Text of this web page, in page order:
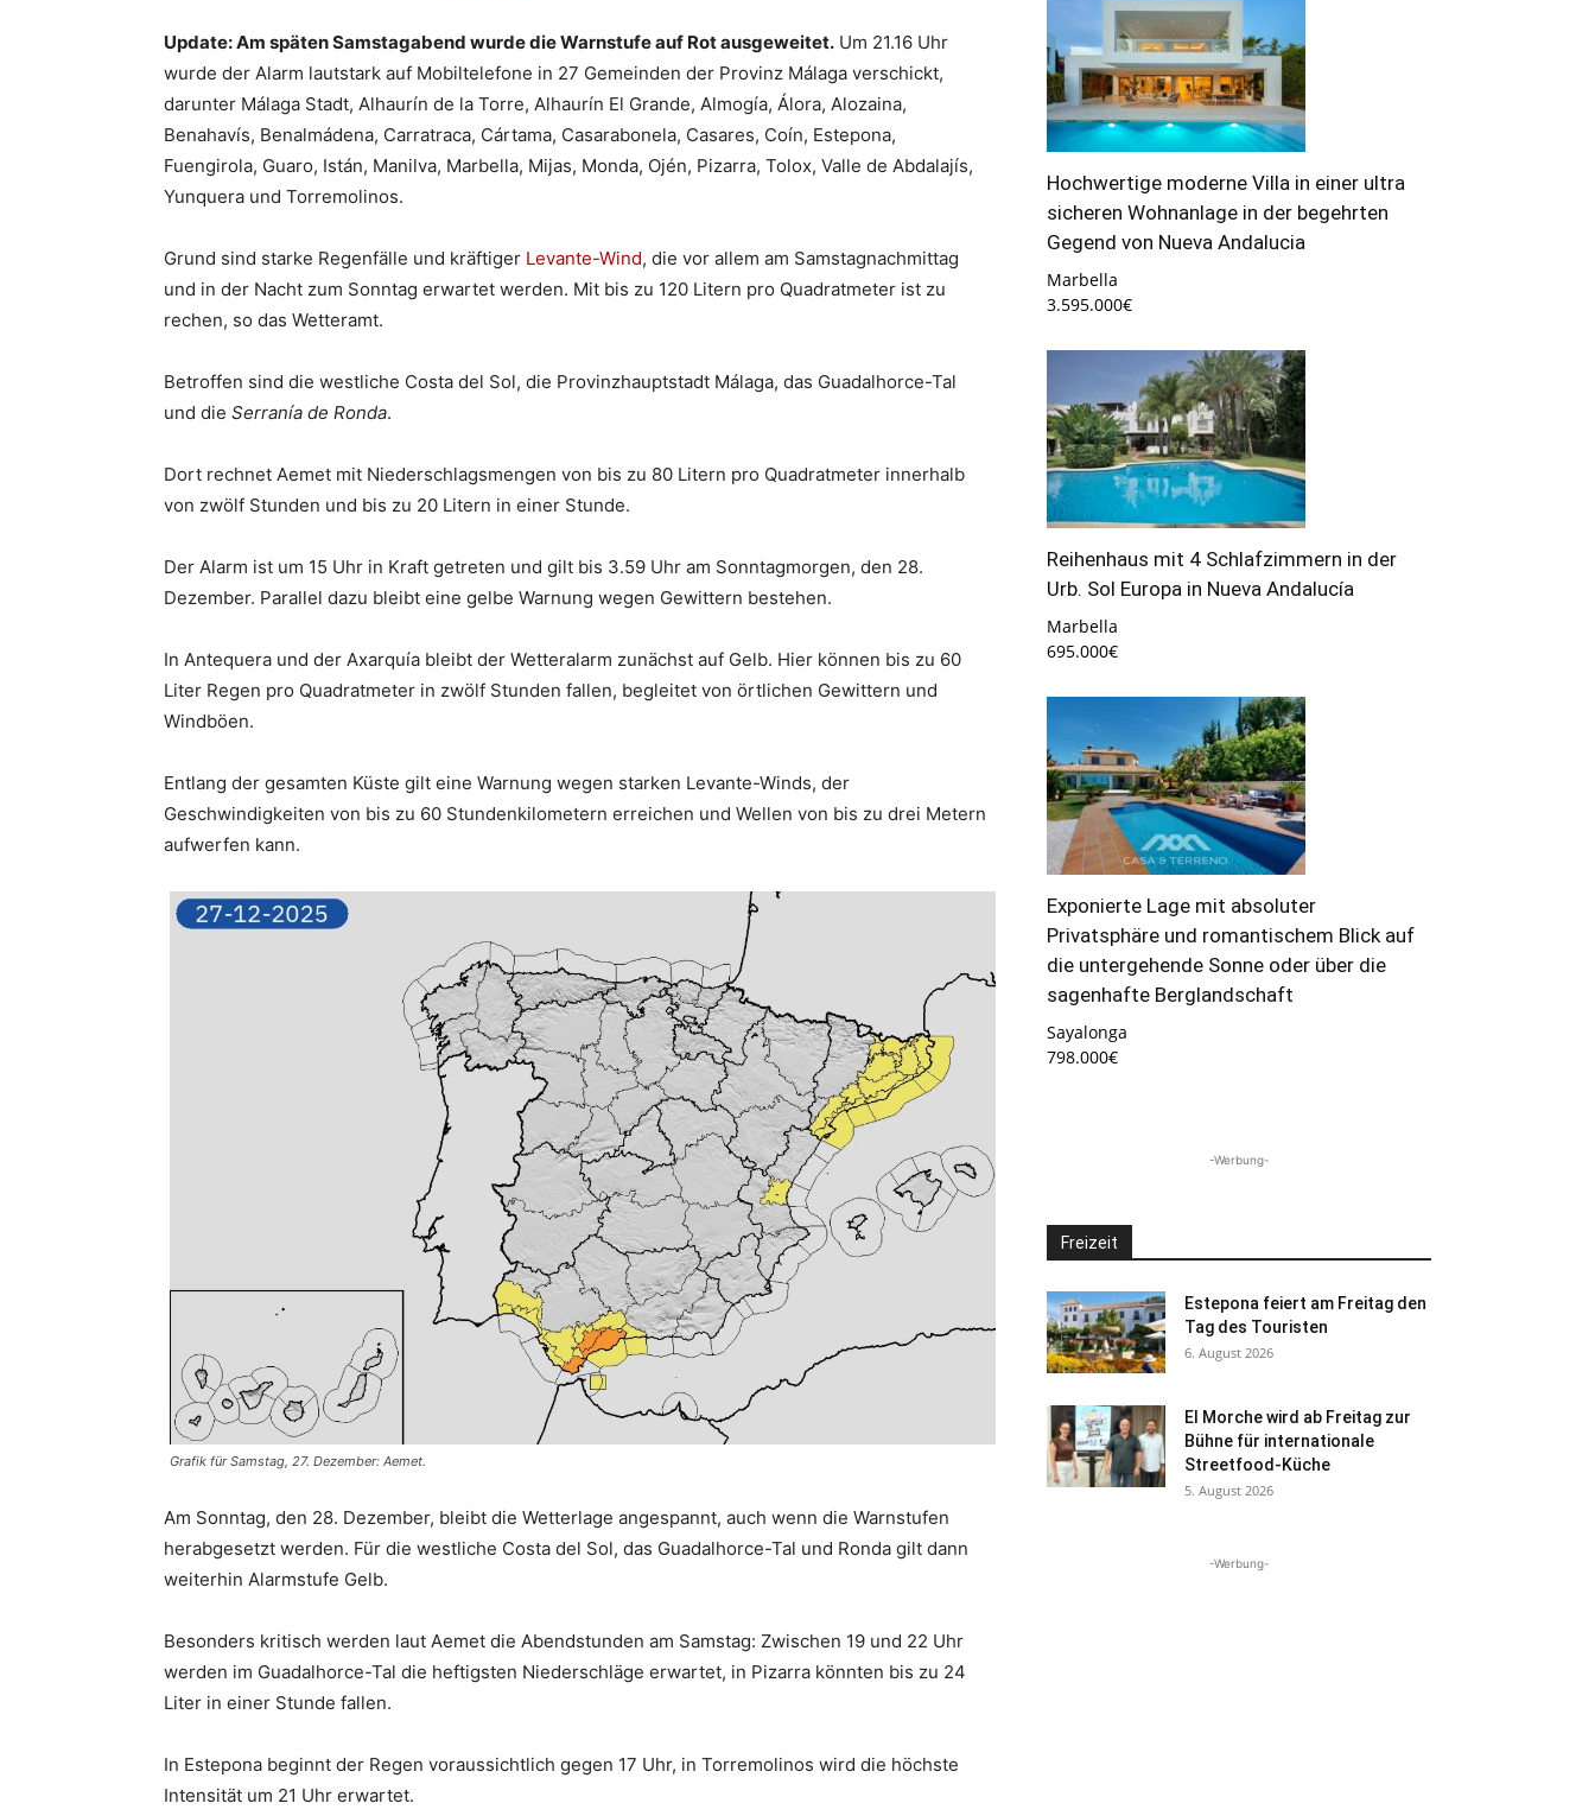
Update: Am späten Samstagabend wurde die Warnstufe auf Rot ausgeweitet. Um 21.16 Uhr
wurde der Alarm lautstark auf Mobiltelefone in 27 Gemeinden der Provinz Málaga verschickt,
darunter Málaga Stadt, Alhaurín de la Torre, Alhaurín El Grande, Almogía, Álora, Alozaina,
Benahavís, Benalmádena, Carratraca, Cártama, Casarabonela, Casares, Coín, Estepona,
Fuengirola, Guaro, Istán, Manilva, Marbella, Mijas, Monda, Ojén, Pizarra, Tolox, Valle de Abdalajís,
Yunquera und Torremolinos.
Grund sind starke Regenfälle und kräftiger Levante-Wind, die vor allem am Samstagnachmittag
und in der Nacht zum Sonntag erwartet werden. Mit bis zu 120 Litern pro Quadratmeter ist zu
rechen, so das Wetteramt.
Betroffen sind die westliche Costa del Sol, die Provinzhauptstadt Málaga, das Guadalhorce-Tal
und die Serranía de Ronda.
Dort rechnet Aemet mit Niederschlagsmengen von bis zu 80 Litern pro Quadratmeter innerhalb
von zwölf Stunden und bis zu 20 Litern in einer Stunde.
Der Alarm ist um 15 Uhr in Kraft getreten und gilt bis 3.59 Uhr am Sonntagmorgen, den 28.
Dezember. Parallel dazu bleibt eine gelbe Warnung wegen Gewittern bestehen.
In Antequera und der Axarquía bleibt der Wetteralarm zunächst auf Gelb. Hier können bis zu 60
Liter Regen pro Quadratmeter in zwölf Stunden fallen, begleitet von örtlichen Gewittern und
Windböen.
Entlang der gesamten Küste gilt eine Warnung wegen starken Levante-Winds, der
Geschwindigkeiten von bis zu 60 Stundenkilometern erreichen und Wellen von bis zu drei Metern
aufwerfen kann.
Grafik für Samstag, 27. Dezember: Aemet.
Am Sonntag, den 28. Dezember, bleibt die Wetterlage angespannt, auch wenn die Warnstufen
herabgesetzt werden. Für die westliche Costa del Sol, das Guadalhorce-Tal und Ronda gilt dann
weiterhin Alarmstufe Gelb.
Besonders kritisch werden laut Aemet die Abendstunden am Samstag: Zwischen 19 und 22 Uhr
werden im Guadalhorce-Tal die heftigsten Niederschläge erwartet, in Pizarra könnten bis zu 24
Liter in einer Stunde fallen.
In Estepona beginnt der Regen voraussichtlich gegen 17 Uhr, in Torremolinos wird die höchste
Intensität um 21 Uhr erwartet.
Hochwertige moderne Villa in einer ultra
sicheren Wohnanlage in der begehrten
Gegend von Nueva Andalucia
Marbella
3.595.000€
Reihenhaus mit 4 Schlafzimmern in der
Urb. Sol Europa in Nueva Andalucía
Marbella
695.000€
Exponierte Lage mit absoluter
Privatsphäre und romantischem Blick auf
die untergehende Sonne oder über die
sagenhafte Berglandschaft
Sayalonga
798.000€
-Werbung-
Freizeit
Estepona feiert am Freitag den
Tag des Touristen
6. August 2026
El Morche wird ab Freitag zur
Bühne für internationale
Streetfood-Küche
5. August 2026
-Werbung-